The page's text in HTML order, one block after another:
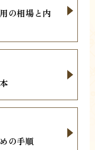
の相場と内
の手順